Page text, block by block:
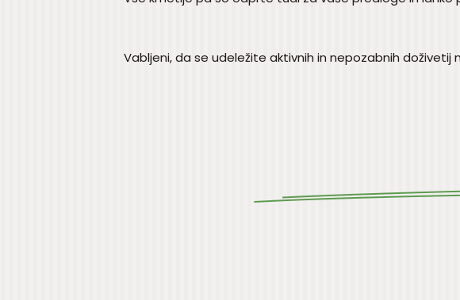
Vabljeni, da se udeležite aktivnih in nepozabnih doživetij